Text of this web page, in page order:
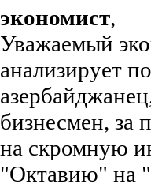
экономист,
Уважаемый
анализирует
бизнесмен, за
на скромную
"Октавию" на